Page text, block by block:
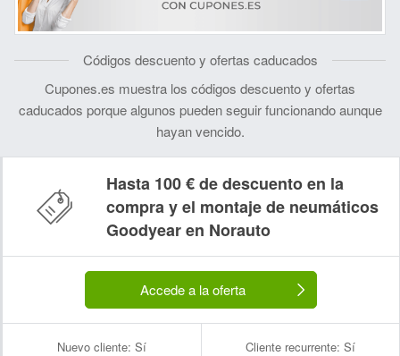
Códigos descuento y ofertas caducados
Cupones.es muestra los códigos descuento y ofertas
caducados porque algunos pueden seguir funcionando aunque
hayan vencido.
Hasta 100 € de descuento en la
compra y el montaje de neumáticos
Goodyear en Norauto
Accede a la oferta
Nuevo cliente: Sí Cliente recurrente: Sí